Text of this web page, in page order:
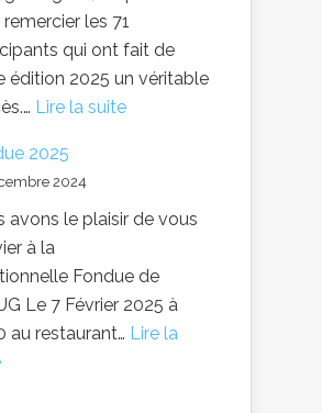
vous
convier
à
la
de
l’AIPUG
les 71
qui ont fait de
édition 2025 un véritable
Lire la suite:
Merci
participants!
2025
2024
avons le plaisir de vous
à la
Fondue de
Le 7 Février 2025 à
au restaurant… Lire la
: